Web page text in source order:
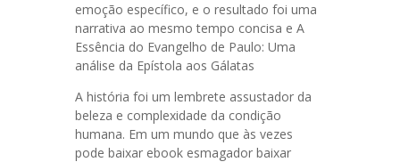
emoção específico, e o resultado foi uma
narrativa ao mesmo tempo concisa e A
Essência do Evangelho de Paulo: Uma
análise da Epístola aos Gálatas
A história foi um lembrete assustador da
beleza e complexidade da condição
humana. Em um mundo que às vezes
pode baixar ebook esmagador baixar